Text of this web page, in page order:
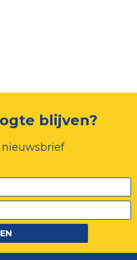
blijven?
nieuwsbrief